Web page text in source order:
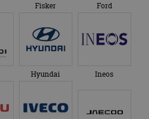
Fisker Ford
Hyundai Ineos